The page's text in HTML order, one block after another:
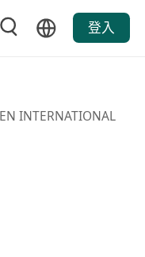
登入
INTERNATIONAL